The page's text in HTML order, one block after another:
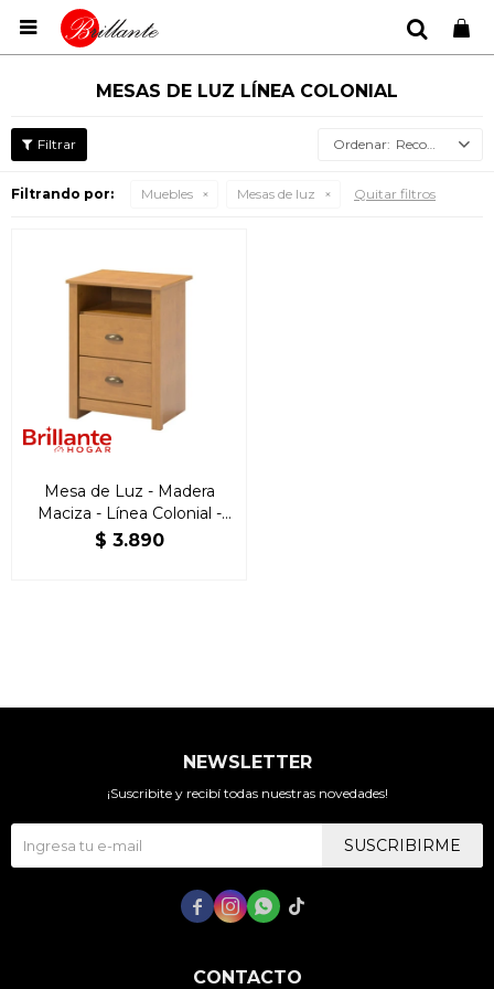

MESAS DE LUZ LÍNEA COLONIAL
Recomendados
Filtrando por: Muebles Mesas de luz Quitar filtros
Mesa de Luz - Madera
Maciza - Línea Colonial -
Freijo
$ 3.890
CONTACTO
NEWSLETTER
¡Suscribite y recibí todas nuestras novedades!
SUSCRIBIRME
   